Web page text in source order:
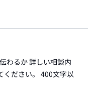
わるか 詳しい相談内
ください。 400文字以